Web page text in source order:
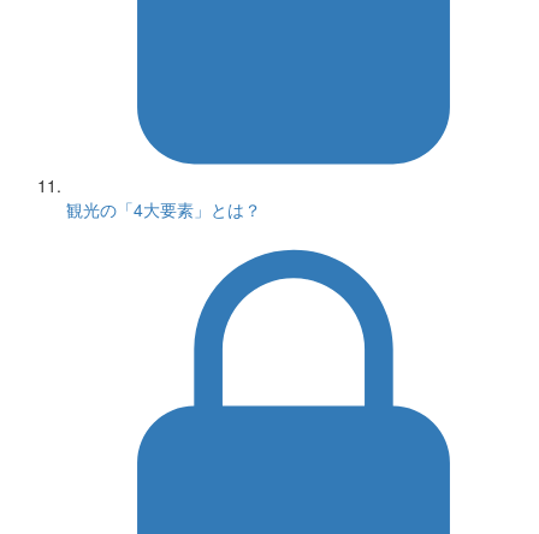
観光の「4大要素」とは？